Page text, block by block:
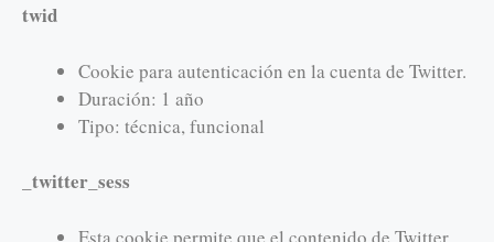
twid
Cookie para autenticación en la cuenta de Twitter.
Duración: 1 año
Tipo: técnica, funcional
_twitter_sess